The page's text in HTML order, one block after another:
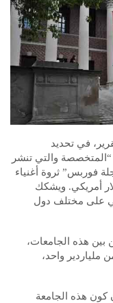
في تحديد
والتي تنشر
فوربس” ثروة أغنياء
تريليونات دولار أمريكي. ويشكك
على مختلف دول
بين هذه الجامعات،
ملياردير واحد،
هذه الجامعة